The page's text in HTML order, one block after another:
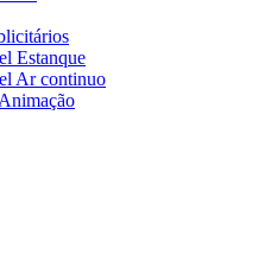
Estanque
Ar continuo